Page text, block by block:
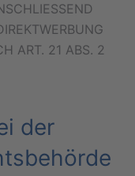
ART. 21 ABS. 2
der